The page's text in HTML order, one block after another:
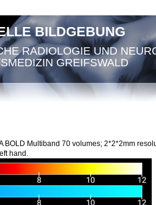
BILDGEBUNG
RADIOLOGIE UND
GREIFSWALD
BOLD Multiband 70 volumes; 2*2*2mm
hand.